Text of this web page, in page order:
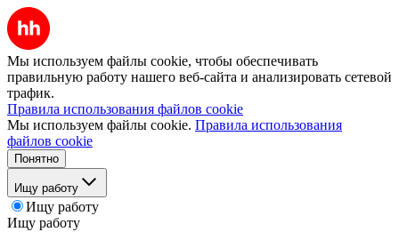
Мы используем файлы cookie, чтобы обеспечивать
правильную работу нашего веб-сайта и анализировать сетевой
трафик.
Правила использования файлов cookie
Мы используем файлы cookie. Правила использования
файлов cookie
Понятно
Ищу работу
Ищу работу
Ищу работу